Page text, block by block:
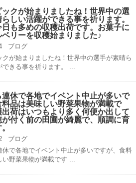
ックが始まりましたね！世界中の選
しい活躍ができる事を祈ります。
日も多めの収穫出荷です。お菓子に
リーを収穫始まりました♪
ブログ
クが始まりましたね！世界中の選手が素晴ら
できる事を祈ります。 ...
連休で各地でイベント中止が多いで
料品は美味しい野菜果物が満載で
荷はいつもより多く何便か出して
が付く前の田圃が綺麗で、順調に育
ブログ
休で各地でイベント中止が多いですが、食料
野菜果物が満載です ...